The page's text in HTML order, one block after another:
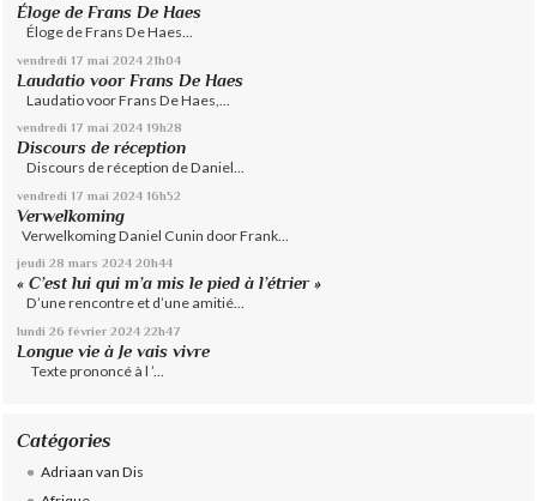
Éloge de Frans De Haes
Éloge de Frans De Haes...
vendredi 17 mai 2024 21h04
Laudatio voor Frans De Haes
Laudatio voor Frans De Haes,...
vendredi 17 mai 2024 19h28
Discours de réception
Discours de réception de Daniel...
vendredi 17 mai 2024 16h52
Verwelkoming
Verwelkoming Daniel Cunin door Frank...
jeudi 28 mars 2024 20h44
« C’est lui qui m’a mis le pied à l’étrier »
D’une rencontre et d’une amitié...
lundi 26 février 2024 22h47
Longue vie à Je vais vivre
Texte prononcé à l ’...
Catégories
Adriaan van Dis